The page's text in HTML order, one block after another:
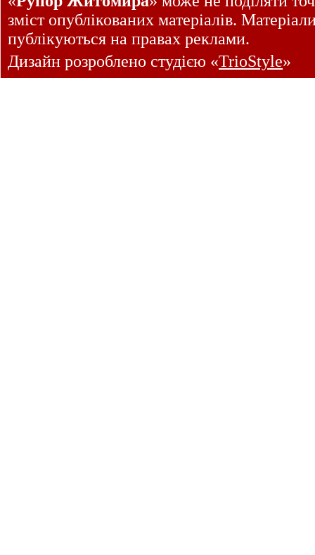
зміст опублікованих матеріалів.
публікуються на правах реклами.
Дизайн розроблено студією «TrioStyle»